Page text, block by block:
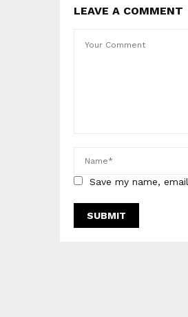
LEAVE A COMMENT
Save my name,